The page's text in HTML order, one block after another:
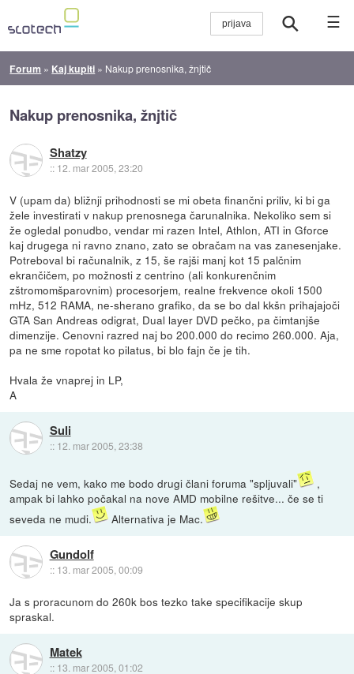
☰
Forum » Kaj kupiti » Nakup prenosnika, žnjtič
Nakup prenosnika, žnjtič
Shatzy
:: 12. mar 2005, 23:20
V (upam da) bližnji prihodnosti se mi obeta finančni priliv, ki bi ga
žele investirati v nakup prenosnega čarunalnika. Nekoliko sem si
že ogledal ponudbo, vendar mi razen Intel, Athlon, ATI in Gforce
kaj drugega ni ravno znano, zato se obračam na vas zanesenjake.
Potreboval bi računalnik, z 15, še rajši manj kot 15 palčnim
ekrančičem, po možnosti z centrino (ali konkurenčnim
zštromomšparovnim) procesorjem, realne frekvence okoli 1500
mHz, 512 RAMA, ne-sherano grafiko, da se bo dal kkšn prihajajoči
GTA San Andreas odigrat, Dual layer DVD pečko, pa čimtanjše
dimenzije. Cenovni razred naj bo 200.000 do recimo 260.000. Aja,
pa ne sme ropotat ko pilatus, bi blo fajn če je tih.
Hvala že vnaprej in LP,
A
Suli
:: 12. mar 2005, 23:38
Sedaj ne vem, kako me bodo drugi člani foruma "spljuvali"
,
ampak bi lahko počakal na nove AMD mobilne rešitve... če se ti
seveda ne mudi.
Alternativa je Mac.
Gundolf
:: 13. mar 2005, 00:09
Ja s proracunom do 260k bos tezko take specifikacije skup
spraskal.
Matek
:: 13. mar 2005, 01:02